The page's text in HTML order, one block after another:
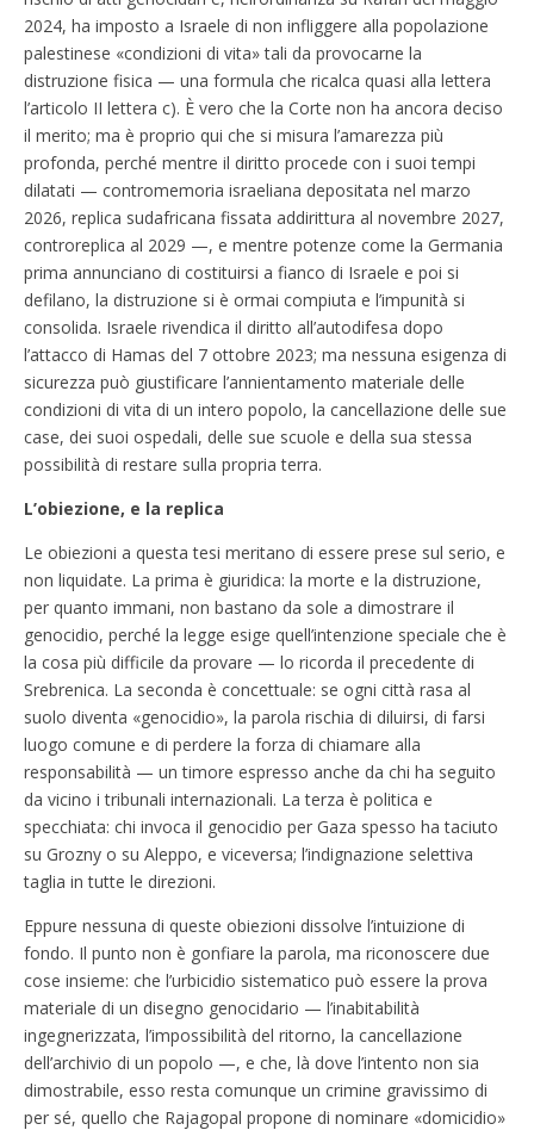
2024, ha imposto a Israele di non infliggere alla popolazione
palestinese «condizioni di vita» tali da provocarne la
distruzione fisica — una formula che ricalca quasi alla lettera
l’articolo II lettera c). È vero che la Corte non ha ancora deciso
il merito; ma è proprio qui che si misura l’amarezza più
profonda, perché mentre il diritto procede con i suoi tempi
dilatati — contromemoria israeliana depositata nel marzo
2026, replica sudafricana fissata addirittura al novembre 2027,
controreplica al 2029 —, e mentre potenze come la Germania
prima annunciano di costituirsi a fianco di Israele e poi si
defilano, la distruzione si è ormai compiuta e l’impunità si
consolida. Israele rivendica il diritto all’autodifesa dopo
l’attacco di Hamas del 7 ottobre 2023; ma nessuna esigenza di
sicurezza può giustificare l’annientamento materiale delle
condizioni di vita di un intero popolo, la cancellazione delle sue
case, dei suoi ospedali, delle sue scuole e della sua stessa
possibilità di restare sulla propria terra.
L’obiezione, e la replica
Le obiezioni a questa tesi meritano di essere prese sul serio, e
non liquidate. La prima è giuridica: la morte e la distruzione,
per quanto immani, non bastano da sole a dimostrare il
genocidio, perché la legge esige quell’intenzione speciale che è
la cosa più difficile da provare — lo ricorda il precedente di
Srebrenica. La seconda è concettuale: se ogni città rasa al
suolo diventa «genocidio», la parola rischia di diluirsi, di farsi
luogo comune e di perdere la forza di chiamare alla
responsabilità — un timore espresso anche da chi ha seguito
da vicino i tribunali internazionali. La terza è politica e
specchiata: chi invoca il genocidio per Gaza spesso ha taciuto
su Grozny o su Aleppo, e viceversa; l’indignazione selettiva
taglia in tutte le direzioni.
Eppure nessuna di queste obiezioni dissolve l’intuizione di
fondo. Il punto non è gonfiare la parola, ma riconoscere due
cose insieme: che l’urbicidio sistematico può essere la prova
materiale di un disegno genocidario — l’inabitabilità
ingegnerizzata, l’impossibilità del ritorno, la cancellazione
dell’archivio di un popolo —, e che, là dove l’intento non sia
dimostrabile, esso resta comunque un crimine gravissimo di
per sé, quello che Rajagopal propone di nominare «domicidio»